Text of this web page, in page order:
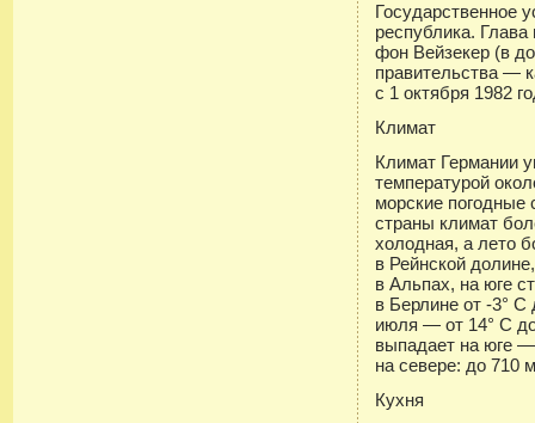
Государственное
республика.
фон Вейзекер (в
правительства —
с 1 октября 1982
Климат
Климат Германии
температурой
морские погодные
страны климат
холодная, а лето
в Рейнской
в Альпах, на юге
в Берлине от -3° С
июля — от 14° С
выпадает на юге
на севере: до 710
Кухня